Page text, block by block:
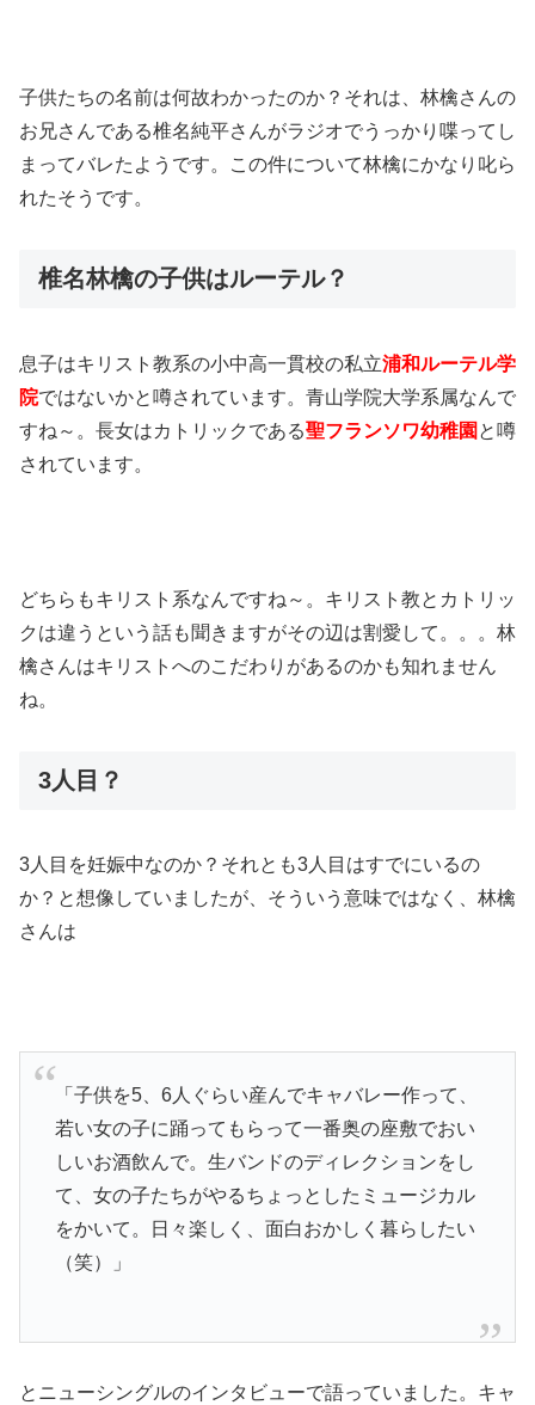
子供たちの名前は何故わかったのか？それは、林檎さんの
お兄さんである椎名純平さんがラジオでうっかり喋ってし
まってバレたようです。この件について林檎にかなり叱ら
れたそうです。
椎名林檎の子供はルーテル？
息子はキリスト教系の小中高一貫校の私立浦和ルーテル学
院ではないかと噂されています。青山学院大学系属なんで
すね～。長女はカトリックである聖フランソワ幼稚園 と噂
されています。
どちらもキリスト系なんですね～。キリスト教とカトリッ
クは違うという話も聞きますがその辺は割愛して。。。林
檎さんはキリストへのこだわりがあるのかも知れません
ね。
3人目？
3人目を妊娠中なのか？それとも3人目はすでにいるの
か？と想像していましたが、そういう意味ではなく、林檎
さんは
「子供を5、6人ぐらい産んでキャバレー作って、
若い女の子に踊ってもらって一番奥の座敷でおい
しいお酒飲んで。生バンドのディレクションをし
て、女の子たちがやるちょっとしたミュージカル
をかいて。日々楽しく、面白おかしく暮らしたい
（笑）」
とニューシングルのインタビューで語っていました。キャ